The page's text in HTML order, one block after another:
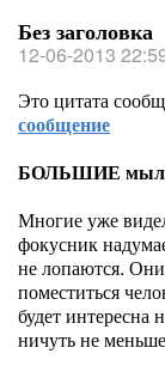
Без заголовка
12-06-2013
Это цитата
сообщение
БОЛЬШИЕ
Многие уже
фокусник
не лопаются.
поместиться
будет интересна
ничуть не